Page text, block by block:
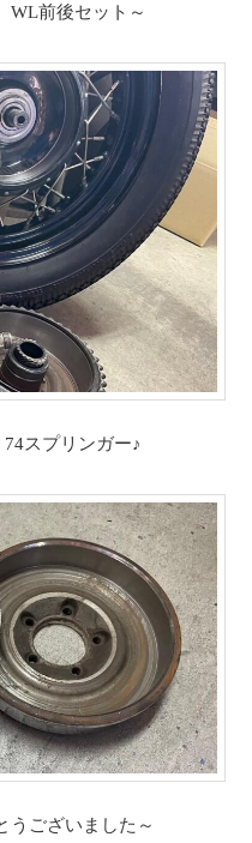
前後セット～
スプリンガー♪
うございました～